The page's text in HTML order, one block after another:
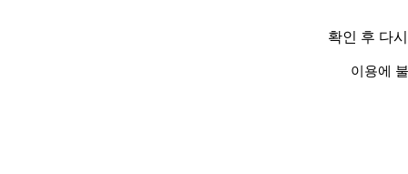
확인 후 다
이용에